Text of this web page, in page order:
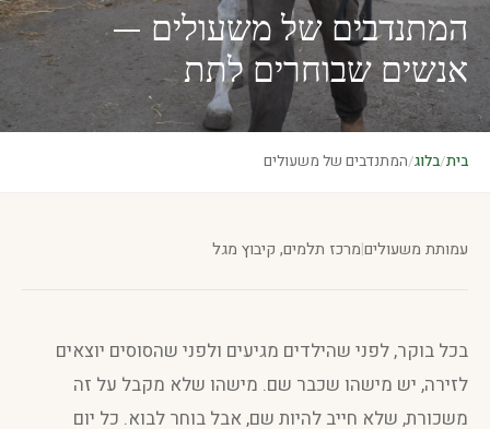
המתנדבים של משעולים —
אנשים שבוחרים לתת
בית/בלוג/המתנדבים של משעולים
עמותת משעולים|מרכז תלמים, קיבוץ מגל
בכל בוקר, לפני שהילדים מגיעים ולפני שהסוסים יוצאים
לזירה, יש מישהו שכבר שם. מישהו שלא מקבל על זה
משכורת, שלא חייב להיות שם, אבל בוחר לבוא. כל יום